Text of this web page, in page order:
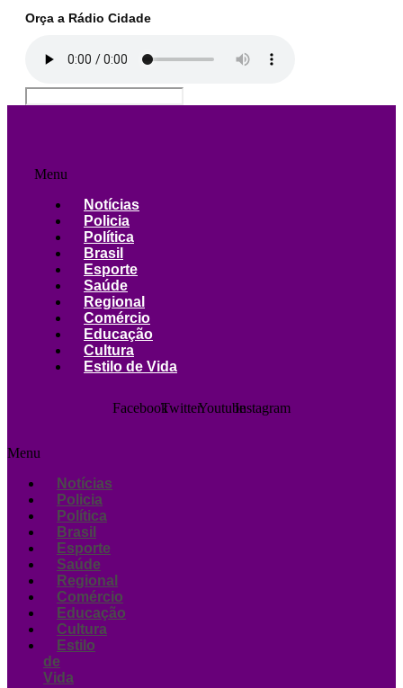
Orça a Rádio Cidade
Menu
Notícias
Policia
Política
Brasil
Esporte
Saúde
Regional
Comércio
Educação
Cultura
Estilo de Vida
FacebookTwitterYoutubeInstagram
Menu
Notícias
Policia
Política
Brasil
Esporte
Saúde
Regional
Comércio
Educação
Cultura
Estilo
de
Vida